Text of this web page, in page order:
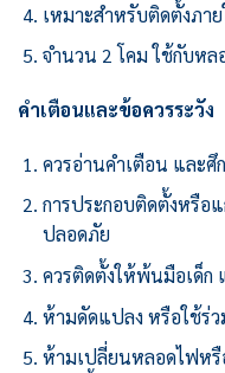
เหมาะสำหรับติดตั้งภา
จำนวน 2 โคม ใช้กับหล
คำเตือนและข้อควรระวัง
ควรอ่านคำเตือน และศึ
การประกอบติดตั้งหรือ
ปลอดภัย
ควรติดตั้งให้พ้นมือเด็ก
ห้ามดัดแปลง หรือใช้ร่
ห้ามเปลี่ยนหลอดไฟห